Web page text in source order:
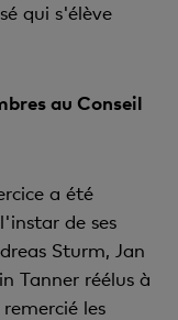
qui s'élève
au Conseil
a été
de ses
Sturm, Jan
Tanner réélus à
les